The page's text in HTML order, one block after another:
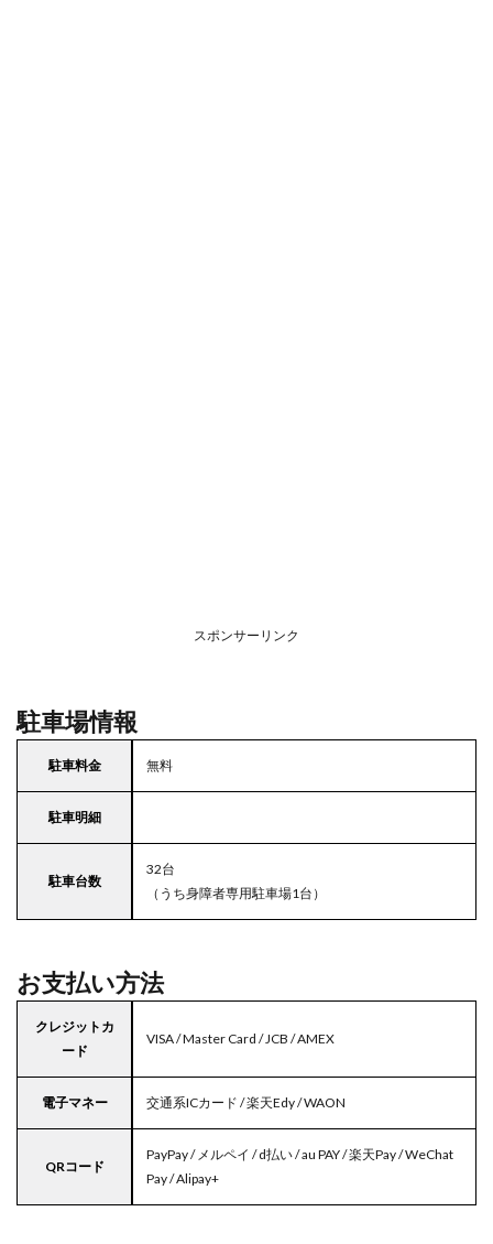
スポンサーリンク
駐車場情報
駐車料金 無料
駐車明細
駐車台数
32台
（うち身障者専用駐車場1台）
お支払い方法
クレジットカ
ード
VISA / Master Card / JCB / AMEX
電子マネー 交通系ICカード / 楽天Edy / WAON
QRコード
PayPay / メルペイ / d払い / au PAY / 楽天Pay / WeChat
Pay / Alipay+